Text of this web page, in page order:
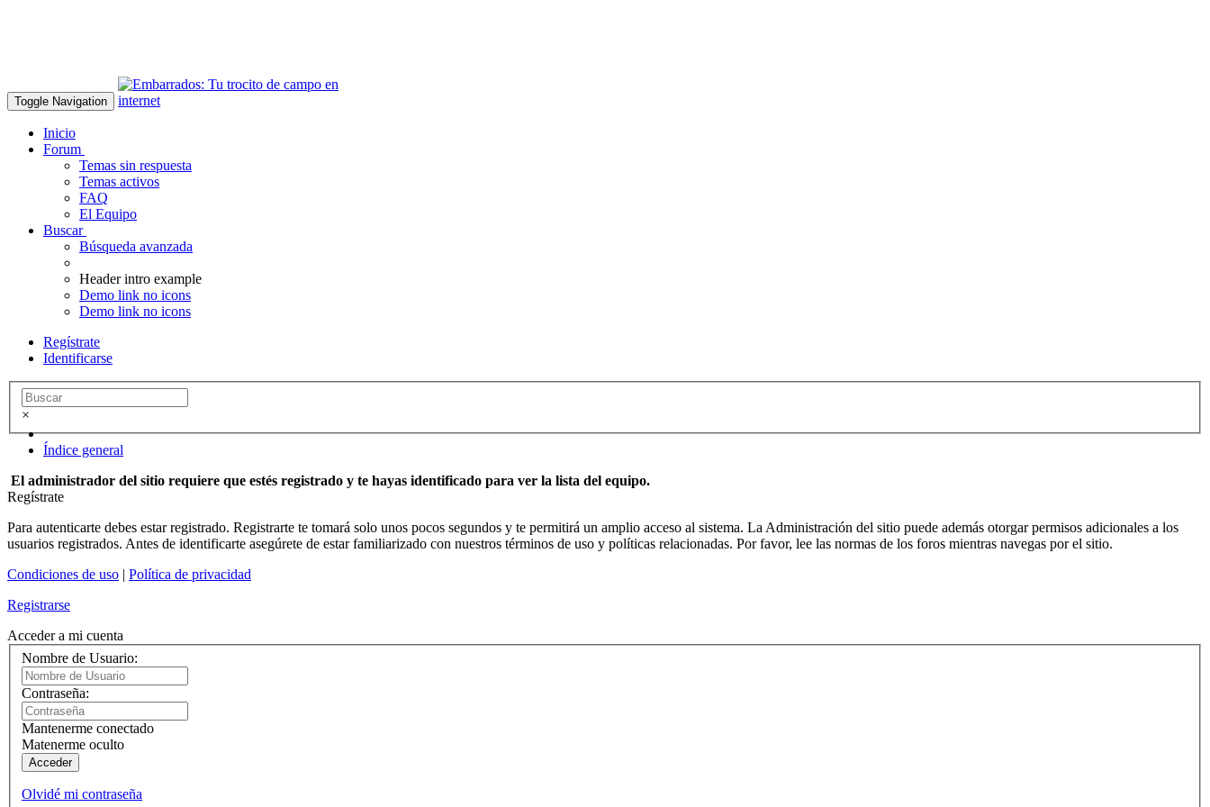
Toggle Navigation
Inicio
Forum
Temas sin respuesta
Temas activos
FAQ
El Equipo
Buscar
Búsqueda avanzada
Header intro example
Demo link no icons
Demo link no icons
Regístrate
Identificarse
×
Índice general
El administrador del sitio requiere que estés registrado y te hayas identificado para ver la lista del equipo.
Regístrate
Para autenticarte debes estar registrado. Registrarte te tomará solo unos pocos segundos y te permitirá un amplio acceso al sistema. La Administración del sitio puede además otorgar permisos adicionales a los
usuarios registrados. Antes de identificarte asegúrete de estar familiarizado con nuestros términos de uso y políticas relacionadas. Por favor, lee las normas de los foros mientras navegas por el sitio.
Condiciones de uso | Política de privacidad
Registrarse
Acceder a mi cuenta
Nombre de Usuario:
Contraseña:
Mantenerme conectado
Matenerme oculto
Acceder
Olvidé mi contraseña